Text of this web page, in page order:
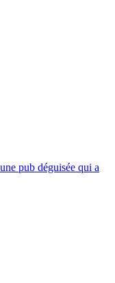
pub déguisée qui a